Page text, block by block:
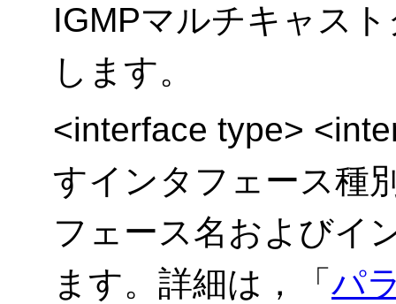
IGMPマルチキャス
します。
<interface type>
すインタフェース種
フェース名およびイ
ます。詳細は，「 パ